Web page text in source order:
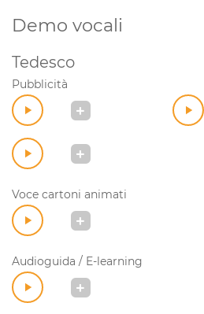
Demo vocali
Tedesco
Pubblicità
Voce cartoni animati
Audioguida / E-learning